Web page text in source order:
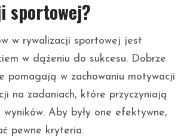
sportowej?
w rywalizacji sportowej jest
w dążeniu do sukcesu. Dobrze
pomagają w zachowaniu motywacji
na zadaniach, które przyczyniają
Aby były one efektywne,
pewne kryteria.